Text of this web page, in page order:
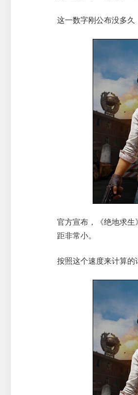
这一数字刚公布没多久
官方宣布，《绝地求生
距非常小。
按照这个速度来计算的